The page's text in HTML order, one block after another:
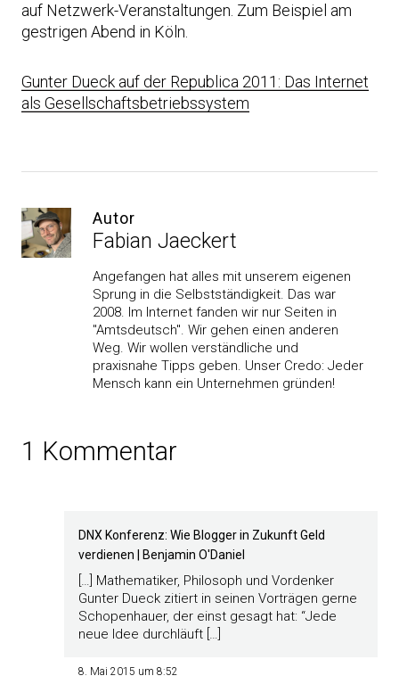
auf Netzwerk-Veranstaltungen. Zum Beispiel am
gestrigen Abend in Köln.
Gunter Dueck auf der Republica 2011: Das Internet
als Gesellschaftsbetriebssystem
Autor
Fabian Jaeckert
Angefangen hat alles mit unserem eigenen
Sprung in die Selbstständigkeit. Das war
2008. Im Internet fanden wir nur Seiten in
"Amtsdeutsch". Wir gehen einen anderen
Weg. Wir wollen verständliche und
praxisnahe Tipps geben. Unser Credo: Jeder
Mensch kann ein Unternehmen gründen!
1 Kommentar
DNX Konferenz: Wie Blogger in Zukunft Geld
verdienen | Benjamin O'Daniel
[…] Mathematiker, Philosoph und Vordenker
Gunter Dueck zitiert in seinen Vorträgen gerne
Schopenhauer, der einst gesagt hat: “Jede
neue Idee durchläuft […]
8. Mai 2015 um 8:52